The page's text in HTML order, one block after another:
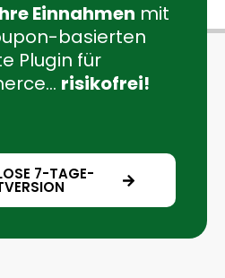
Einnahmen mit
basierten
Plugin für
risikofrei!
7-TAGE-